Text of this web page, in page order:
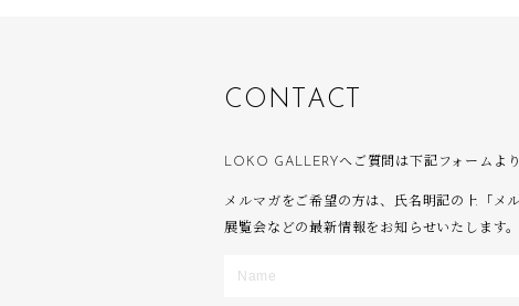
CO N T AC T
LOKO GALLERYへご質問は下記フォームよ
メルマガをご希望の方は、氏名明記の上「メ
展覧会などの最新情報をお知らせいたします。